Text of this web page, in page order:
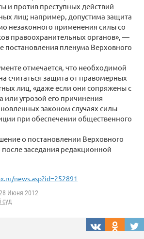
и против преступных действий
лиц; например, допустима защита
незаконного применения силы со
правоохранительных органов», —
постановления пленума Верховного
отмечается, что необходимой
считаться защита от правомерных
лиц, «даже если они сопряжены с
или угрозой его причинения
законом случаях силы
при обеспечении общественного
о постановлении Верховного
после заседания редакционной
news.asp?id=252891
Июня 2012
суд